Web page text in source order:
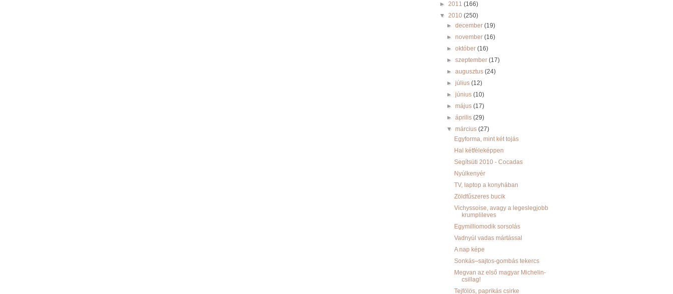
► 2011 (166)
▼ 2010 (250)
►december(19)
►november(16)
►október(16)
►szeptember(17)
►augusztus(24)
►július(12)
►június(10)
►május(17)
►április(29)
▼március(27)
Egyforma, mint két tojás
Hal kétféleképpen
Segítsüti 2010 - Cocadas
Nyúlkenyér
TV, laptop a konyhában
Zöldfűszeres bucik
Vichyssoise, avagy a legeslegjobb
krumplileves
Egymilliomodik sorsolás
Vadnyúl vadas mártással
A nap képe
Sonkás–sajtos-gombás tekercs
Megvan az első magyar Michelin-
csillag!
Tejfölös, paprikás csirke